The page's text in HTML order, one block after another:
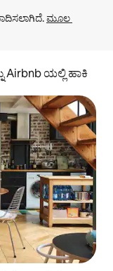
ಮೂಲ
Airbnb ಯಲ್ಲಿ ಹಾಕಿ